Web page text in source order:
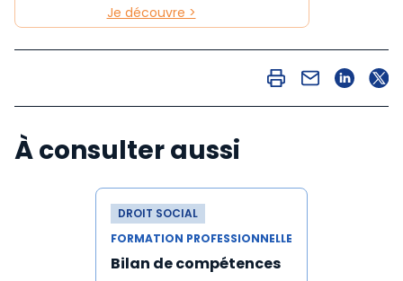
Je découvre >
À consulter aussi
DROIT SOCIAL
FORMATION PROFESSIONNELLE
Bilan de compétences